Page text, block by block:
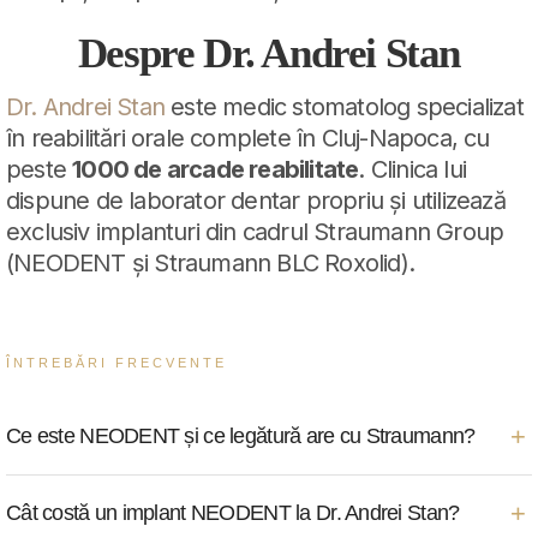
Despre Dr. Andrei Stan
Dr. Andrei Stan este medic stomatolog specializat
în reabilitări orale complete în Cluj-Napoca, cu
peste1000 de arcade reabilitate. Clinica lui
dispune de laborator dentar propriu și utilizează
exclusiv implanturi din cadrul Straumann Group
(NEODENT și Straumann BLC Roxolid).
ÎNTREBĂRI FRECVENTE
Ce este NEODENT și ce legătură are cu Straumann? +
Straumann Group, lider mondial în implantologie. A fost
Cât costă un implant NEODENT la Dr. Andrei Stan? +